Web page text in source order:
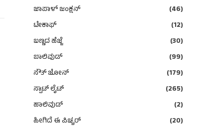
ಜಾಪಾಳ್ ಜಂಕ್ಷನ್
(46)
ಟೇಕಾಫ್
(12)
ಬಣ್ಣದ ಹೆಜ್ಜೆ
(30)
ಬಾಲಿವುಡ್
(99)
ಸೌತ್ ಜೋನ್
(179)
ಸ್ಪಾಟ್ ಲೈಟ್
(265)
ಹಾಲಿವುಡ್
(2)
ಹೀಗಿದೆ ಈ ಪಿಚ್ಚರ್
(20)